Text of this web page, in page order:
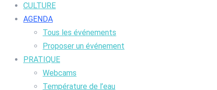
CULTURE
AGENDA
Tous les événements
Proposer un événement
PRATIQUE
Webcams
Température de l’eau